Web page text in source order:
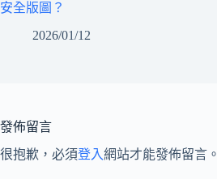
安全版圖？
2026/01/12
發佈留言
很抱歉，必須登入網站才能發佈留言。